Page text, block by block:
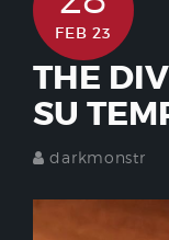
FEB 23
THE
SU
darkmonstr